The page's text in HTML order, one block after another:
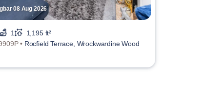
08 Aug 2026
1
1,195 ft²
• Rocfield Terrace, Wrockwardine Wood